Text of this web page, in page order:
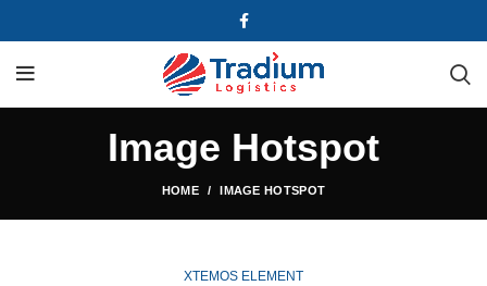
Image Hotspot
HOME IMAGE HOTSPOT
XTEMOS ELEMENT